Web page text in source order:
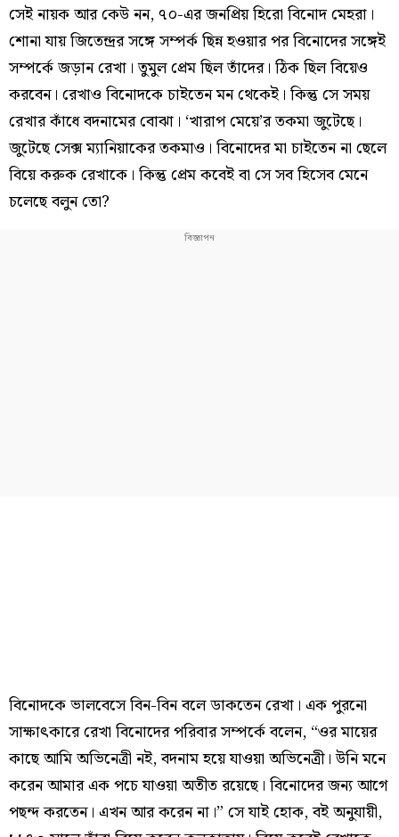
সেই নায়ক আর কেউ নন, ৭০-এর জনপ্রিয় হিরো বিনোদ মেহরা।
শোনা যায় জিতেন্দ্রর সঙ্গে সম্পর্ক ছিন্ন হওয়ার পর বিনোদের সঙ্গেই
সম্পর্কে জড়ান রেখা। তুমুল প্রেম ছিল তাঁদের। ঠিক ছিল বিয়েও
করবেন। রেখাও বিনোদকে চাইতেন মন থেকেই। কিন্তু সে সময়
রেখার কাঁধে বদনামের বোঝা। ‘খারাপ মেয়ে’র তকমা জুটেছে।
জুটেছে সেক্স ম্যানিয়াকের তকমাও। বিনোদের মা চাইতেন না ছেলে
বিয়ে করুক রেখাকে। কিন্তু প্রেম কবেই বা সে সব হিসেব মেনে
চলেছে বলুন তো?
বিনোদকে ভালবেসে বিন-বিন বলে ডাকতেন রেখা। এক পুরনো
সাক্ষাৎকারে রেখা বিনোদের পরিবার সম্পর্কে বলেন, “ওর মায়ের
কাছে আমি অভিনেত্রী নই, বদনাম হয়ে যাওয়া অভিনেত্রী। উনি মনে
করেন আমার এক পচে যাওয়া অতীত রয়েছে। বিনোদের জন্য আগে
পছন্দ করতেন। এখন আর করেন না।” সে যাই হোক, বই অনুযায়ী,